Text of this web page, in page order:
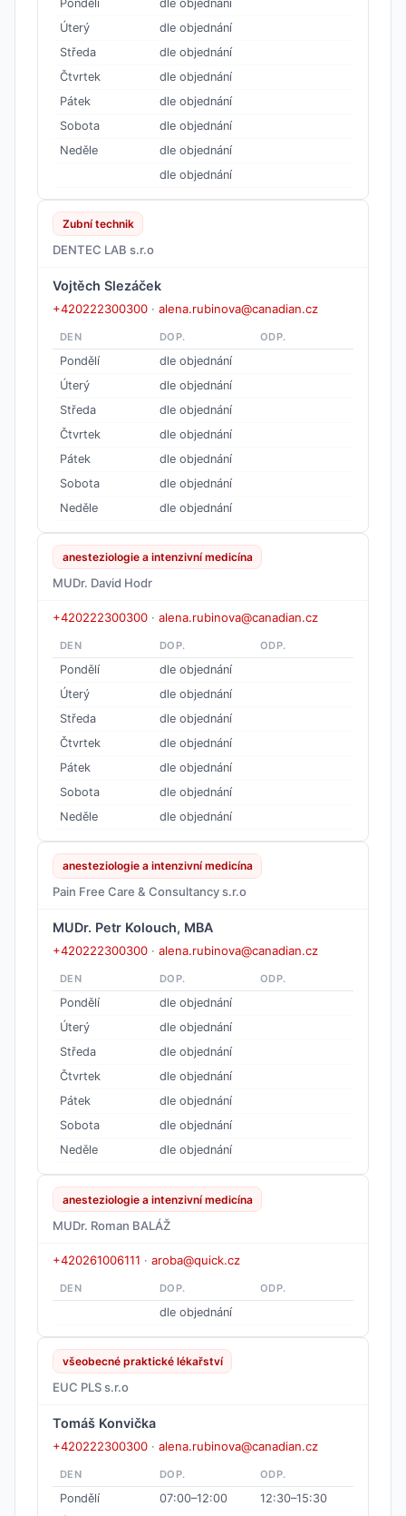
Pondělí
dle objednání
Úterý
dle objednání
Středa
dle objednání
Čtvrtek
dle objednání
Pátek
dle objednání
Sobota
dle objednání
Neděle
dle objednání
dle objednání
Zubní technik
DENTEC LAB s.r.o
Vojtěch Slezáček
+420222300300 · alena.rubinova@canadian.cz
DEN DOP. ODP.
Pondělí
dle objednání
Úterý
dle objednání
Středa
dle objednání
Čtvrtek
dle objednání
Pátek
dle objednání
Sobota
dle objednání
Neděle
dle objednání
anesteziologie a intenzivní medicína
MUDr. David Hodr
+420222300300 · alena.rubinova@canadian.cz
DEN DOP. ODP.
Pondělí
dle objednání
Úterý
dle objednání
Středa
dle objednání
Čtvrtek
dle objednání
Pátek
dle objednání
Sobota
dle objednání
Neděle
dle objednání
anesteziologie a intenzivní medicína
Pain Free Care & Consultancy s.r.o
MUDr. Petr Kolouch, MBA
+420222300300 · alena.rubinova@canadian.cz
DEN DOP. ODP.
Pondělí
dle objednání
Úterý
dle objednání
Středa
dle objednání
Čtvrtek
dle objednání
Pátek
dle objednání
Sobota
dle objednání
Neděle
dle objednání
anesteziologie a intenzivní medicína
MUDr. Roman BALÁŽ
+420261006111 · aroba@quick.cz
DEN DOP. ODP.
dle objednání
všeobecné praktické lékařství
EUC PLS s.r.o
Tomáš Konvička
+420222300300 · alena.rubinova@canadian.cz
DEN DOP. ODP.
Pondělí 07:00–12:00
12:30–15:30